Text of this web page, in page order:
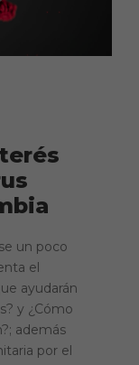
un poco
el
ayudarán
y ¿Cómo
además
por el